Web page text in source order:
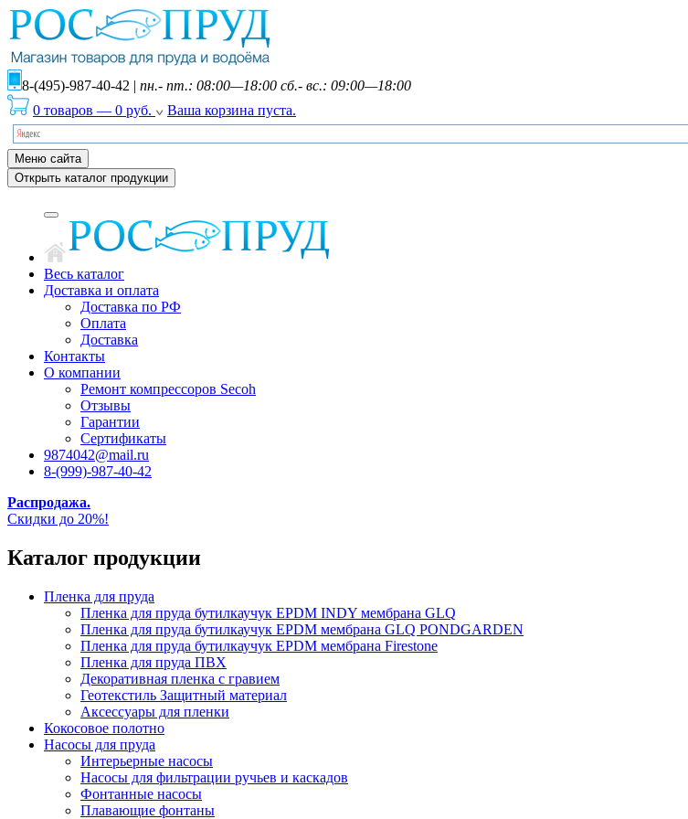
8-(495)-987-40-42 | пн.- пт.: 08:00—18:00 сб.- вс.: 09:00—18:00
0 товаров — 0 руб. Ваша корзина пуста.
Меню сайта
Открыть каталог продукции
Весь каталог
Доставка и оплата
Доставка по РФ
Оплата
Доставка
Контакты
О компании
Ремонт компрессоров Secoh
Отзывы
Гарантии
Сертификаты
9874042@mail.ru
8-(999)-987-40-42
Распродажа.
Скидки до 20%!
Каталог продукции
Пленка для пруда
Пленка для пруда бутилкаучук EPDM INDY мембрана GLQ
Пленка для пруда бутилкаучук EPDM мембрана GLQ PONDGARDEN
Пленка для пруда бутилкаучук EPDM мембрана Firestone
Пленка для пруда ПВХ
Декоративная пленка с гравием
Геотекстиль Защитный материал
Аксессуары для пленки
Кокосовое полотно
Насосы для пруда
Интерьерные насосы
Насосы для фильтрации ручьев и каскадов
Фонтанные насосы
Плавающие фонтаны